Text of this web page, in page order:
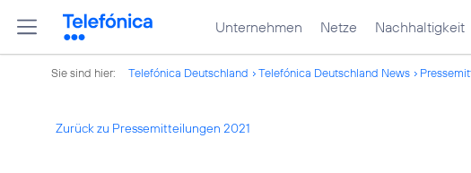
Unternehmen Netze Nachhaltigkeit
Sie sind hier: Telefónica Deutschland Telefónica Deutschland News
Zurück zu Pressemitteilungen 2021